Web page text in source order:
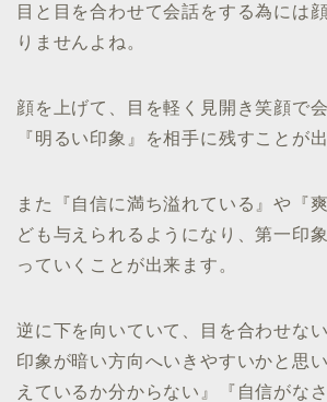
目と目を合わせて会話をする為には
りませんよね。
顔を上げて、目を軽く見開き笑顔で
『明るい印象』を相手に残すことが
また『自信に満ち溢れている』や『
ども与えられるようになり、第一印
っていくことが出来ます。
逆に下を向いていて、目を合わせな
印象が暗い方向へいきやすいかと思
えているか分からない』『自信がな